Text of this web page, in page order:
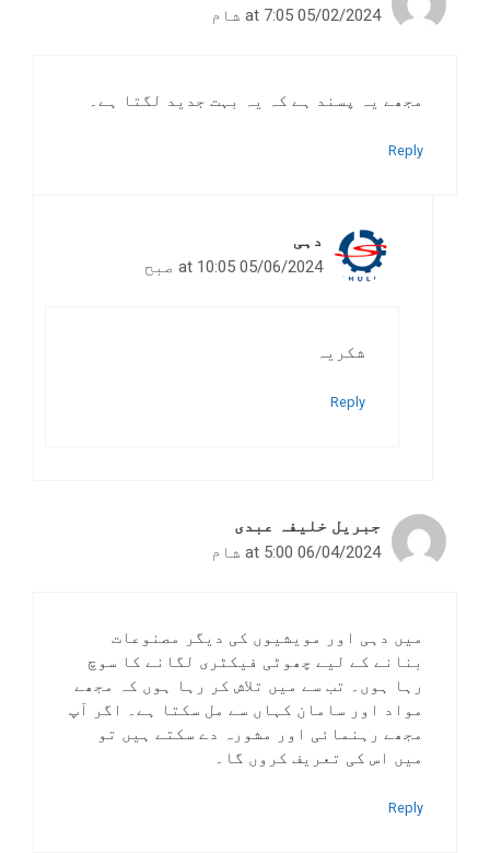
05/02/2024 at 7:05 شام
مجھے یہ پسند ہے کہ یہ بہت جدید لگتا ہے۔
Reply
دہی
05/06/2024 at 10:05 صبح
شکریہ
Reply
جبریل خلیفہ عبدی
06/04/2024 at 5:00 شام
میں دہی اور مویشیوں کی دیگر مصنوعات
بنانے کے لیے چھوٹی فیکٹری لگانے کا سوچ
رہا ہوں۔ تب سے میں تلاش کر رہا ہوں کہ مجھے
مواد اور سامان کہاں سے مل سکتا ہے۔ اگر آپ
مجھے رہنمائی اور مشورہ دے سکتے ہیں تو
میں اس کی تعریف کروں گا۔
Reply